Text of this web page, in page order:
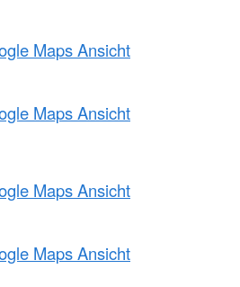
Maps Ansicht
Maps Ansicht
Maps Ansicht
Maps Ansicht